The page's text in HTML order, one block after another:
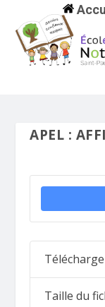
APEL :
Taille du